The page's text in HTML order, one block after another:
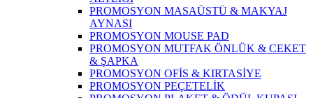
PROMOSYON MASAÜSTÜ & MAKYAJ
AYNASI
PROMOSYON MOUSE PAD
PROMOSYON MUTFAK ÖNLÜK & CEKET
& ŞAPKA
PROMOSYON OFİS & KIRTASİYE
PROMOSYON PEÇETELİK